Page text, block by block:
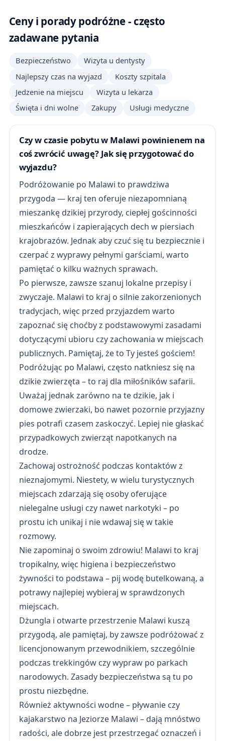
Ceny i porady podróżne - często
zadawane pytania
Bezpieczeństwo
Wizyta u dentysty
Najlepszy czas na wyjazd
Koszty szpitala
Jedzenie na miejscu
Wizyta u lekarza
Święta i dni wolne
Zakupy Usługi medyczne
Czy w czasie pobytu w Malawi powinienem na
coś zwrócić uwagę? Jak się przygotować do
wyjazdu?
Podróżowanie po Malawi to prawdziwa
przygoda — kraj ten oferuje niezapomnianą
mieszankę dzikiej przyrody, ciepłej gościnności
mieszkańców i zapierających dech w piersiach
krajobrazów. Jednak aby czuć się tu bezpiecznie i
czerpać z wyprawy pełnymi garściami, warto
pamiętać o kilku ważnych sprawach.
Po pierwsze, zawsze szanuj lokalne przepisy i
zwyczaje. Malawi to kraj o silnie zakorzenionych
tradycjach, więc przed przyjazdem warto
zapoznać się choćby z podstawowymi zasadami
dotyczącymi ubioru czy zachowania w miejscach
publicznych. Pamiętaj, że to Ty jesteś gościem!
Podróżując po Malawi, często natkniesz się na
dzikie zwierzęta – to raj dla miłośników safarii.
Uważaj jednak zarówno na te dzikie, jak i
domowe zwierzaki, bo nawet pozornie przyjazny
pies potrafi czasem zaskoczyć. Lepiej nie głaskać
przypadkowych zwierząt napotkanych na
drodze.
Zachowaj ostrożność podczas kontaktów z
nieznajomymi. Niestety, w wielu turystycznych
miejscach zdarzają się osoby oferujące
nielegalne usługi czy nawet narkotyki – po
prostu ich unikaj i nie wdawaj się w takie
rozmowy.
Nie zapominaj o swoim zdrowiu! Malawi to kraj
tropikalny, więc higiena i bezpieczeństwo
żywności to podstawa – pij wodę butelkowaną, a
potrawy najlepiej wybieraj w sprawdzonych
miejscach.
Dżungla i otwarte przestrzenie Malawi kuszą
przygodą, ale pamiętaj, by zawsze podróżować z
licencjonowanym przewodnikiem, szczególnie
podczas trekkingów czy wypraw po parkach
narodowych. Zasady bezpieczeństwa są tu po
prostu niezbędne.
Również aktywności wodne – pływanie czy
kajakarstwo na Jeziorze Malawi – dają mnóstwo
radości, ale dobrze jest przestrzegać oznaczeń i